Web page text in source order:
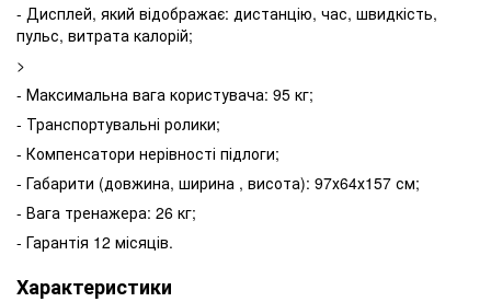
- Дисплей, який відображає: дистанцію, час, швидкість,
пульс, витрата калорій;
>
- Максимальна вага користувача: 95 кг;
- Транспортувальні ролики;
- Компенсатори нерівності підлоги;
- Габарити (довжина, ширина , висота): 97х64х157 см;
- Вага тренажера: 26 кг;
- Гарантія 12 місяців.
Характеристики